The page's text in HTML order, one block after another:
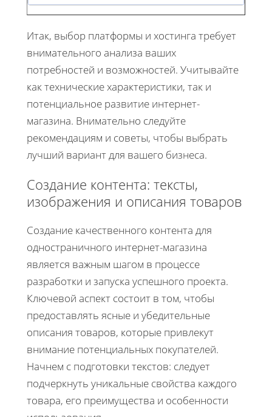
Итак, выбор платформы и хостинга требует
внимательного анализа ваших
потребностей и возможностей. Учитывайте
как технические характеристики, так и
потенциальное развитие интернет-
магазина. Внимательно следуйте
рекомендациям и советы, чтобы выбрать
лучший вариант для вашего бизнеса.
Создание контента: тексты,
изображения и описания товаров
Создание качественного контента для
одностраничного интернет-магазина
является важным шагом в процессе
разработки и запуска успешного проекта.
Ключевой аспект состоит в том, чтобы
предоставлять ясные и убедительные
описания товаров, которые привлекут
внимание потенциальных покупателей.
Начнем с подготовки текстов: следует
подчеркнуть уникальные свойства каждого
товара, его преимущества и особенности